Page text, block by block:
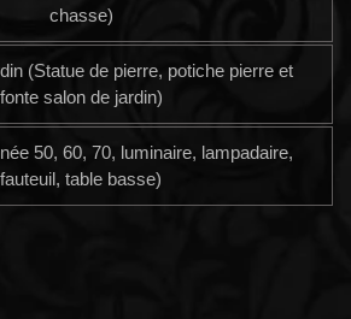
chasse)
(Statue de pierre, potiche pierre et
fonte salon de jardin)
50, 60, 70, luminaire, lampadaire,
fauteuil, table basse)